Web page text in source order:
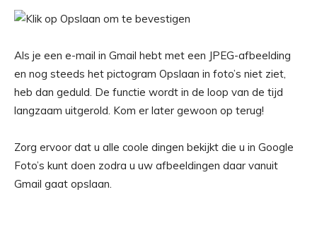
Als je een e-mail in Gmail hebt met een JPEG-afbeelding
en nog steeds het pictogram Opslaan in foto’s niet ziet,
heb dan geduld. De functie wordt in de loop van de tijd
langzaam uitgerold. Kom er later gewoon op terug!
Zorg ervoor dat u alle coole dingen bekijkt die u in Google
Foto’s kunt doen zodra u uw afbeeldingen daar vanuit
Gmail gaat opslaan.